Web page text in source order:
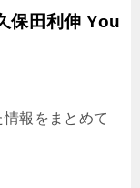
保田利伸 You
報をまとめて